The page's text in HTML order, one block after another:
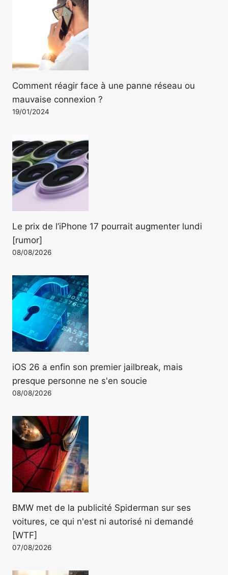
Comment réagir face à une panne réseau ou
mauvaise connexion ?
19/01/2024
Le prix de l’iPhone 17 pourrait augmenter lundi
[rumor]
08/08/2026
iOS 26 a enfin son premier jailbreak, mais
presque personne ne s'en soucie
08/08/2026
BMW met de la publicité Spiderman sur ses
voitures, ce qui n'est ni autorisé ni demandé
[WTF]
07/08/2026